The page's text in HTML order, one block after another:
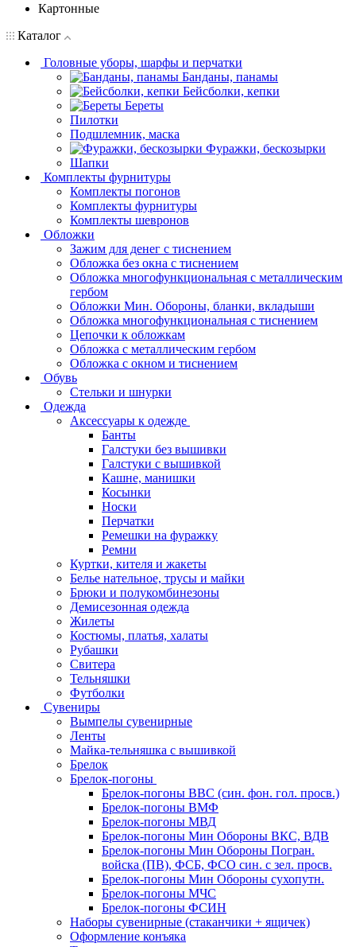
Картонные
Каталог
Головные уборы, шарфы и перчатки
Банданы, панамы
Бейсболки, кепки
Береты
Пилотки
Подшлемник, маска
Фуражки, бескозырки
Шапки
Комплекты фурнитуры
Комплекты погонов
Комплекты фурнитуры
Комплекты шевронов
Обложки
Зажим для денег с тиснением
Обложка без окна с тиснением
Обложка многофункциональная с металлическим
гербом
Обложки Мин. Обороны, бланки, вкладыши
Обложка многофункциональная с тиснением
Цепочки к обложкам
Обложка с металлическим гербом
Обложка с окном и тиснением
Обувь
Стельки и шнурки
Одежда
Аксессуары к одежде
Банты
Галстуки без вышивки
Галстуки с вышивкой
Кашне, манишки
Косынки
Носки
Перчатки
Ремешки на фуражку
Ремни
Куртки, кителя и жакеты
Белье нательное, трусы и майки
Брюки и полукомбинезоны
Демисезонная одежда
Жилеты
Костюмы, платья, халаты
Рубашки
Свитера
Тельняшки
Футболки
Сувениры
Вымпелы сувенирные
Ленты
Майка-тельняшка с вышивкой
Брелок
Брелок-погоны
Брелок-погоны ВВС (син. фон. гол. просв.)
Брелок-погоны ВМФ
Брелок-погоны МВД
Брелок-погоны Мин Обороны ВКС, ВДВ
Брелок-погоны Мин Обороны Погран.
войска (ПВ), ФСБ, ФСО син. с зел. просв.
Брелок-погоны Мин Обороны сухопутн.
Брелок-погоны МЧС
Брелок-погоны ФСИН
Наборы сувенирные (стаканчики + ящичек)
Оформление конъяка